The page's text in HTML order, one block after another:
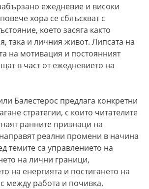
ежедневие и високи
хора се сблъскват с
което засяга както
така и личния живот. Липсата на
на мотивация и постоянният
в част от ежедневието на
Балестерос предлага конкретни
стратегии, с които читателите
ранните признаци на
реални промени в начина
темите са управлението на
на лични граници,
на енергията и постигането на
между работа и почивка.